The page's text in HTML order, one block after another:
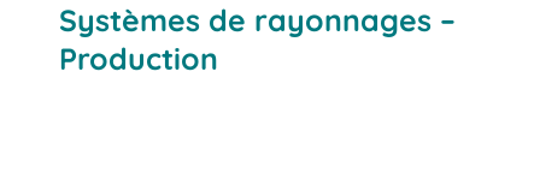
Systèmes de rayonnages –
Production